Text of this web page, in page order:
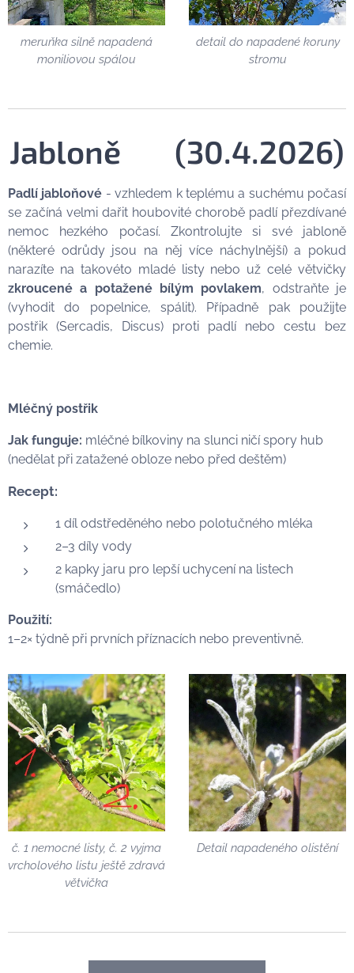
meruňka silně napadená
moniliovou spálou
detail do napadené koruny
stromu
Jabloně (30.4.2026)
Padlí jabloňové - vzhledem k teplému a suchému počasí
se začíná velmi dařit houbovité chorobě padlí přezdívané
nemoc hezkého počasí. Zkontrolujte si své jabloně
(některé odrůdy jsou na něj více náchylnější) a pokud
narazíte na takovéto mladé listy nebo už celé větvičky
zkroucené a potažené bílým povlakem, odstraňte je
(vyhodit do popelnice, spálit). Případně pak použijte
postřik (Sercadis, Discus) proti padlí nebo cestu bez
chemie.
Mléčný postřik
Jak funguje: mléčné bílkoviny na slunci ničí spory hub
(nedělat při zatažené obloze nebo před deštěm)
Recept:
1 díl odstředěného nebo polotučného mléka
2–3 díly vody
2 kapky jaru pro lepší uchycení na listech
(smáčedlo)
Použití:
1–2× týdně při prvních příznacích nebo preventivně.
č. 1 nemocné listy, č. 2 vyjma
vrcholového listu ještě zdravá
větvička
Detail napadeného olistění